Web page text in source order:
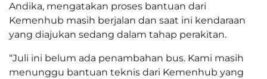
Andika, mengatakan proses bantuan dari
Kemenhub masih berjalan dan saat ini kendaraan
yang diajukan sedang dalam tahap perakitan.
“Juli ini belum ada penambahan bus. Kami masih
menunggu bantuan teknis dari Kemenhub yang